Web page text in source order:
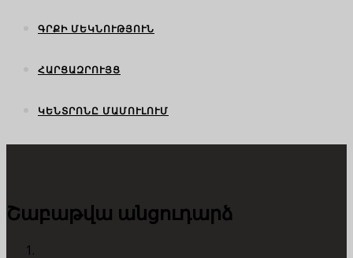
ԳՐՔԻ ՄԵԿՆՈՒԹՅՈՒՆ
ՀԱՐՑԱԶՐՈՒՅՑ
ԿԵՆՏՐՈՆԸ ՄԱՄՈՒԼՈՒՄ
Շաբաթվա անցուդարձ